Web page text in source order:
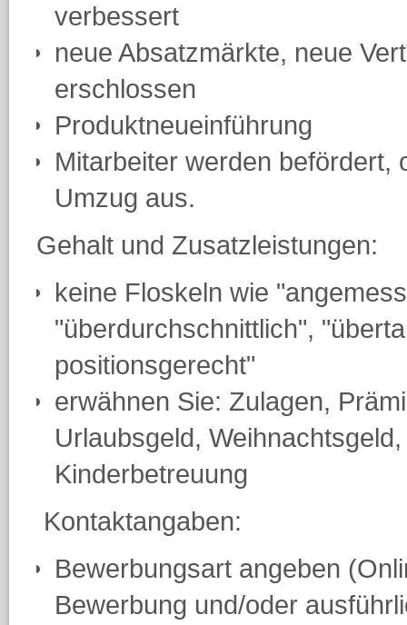
verbessert
neue Absatzmärkte, neue
erschlossen
Produktneueinführung
Mitarbeiter werden befördert,
Umzug aus.
Gehalt und Zusatzleistungen:
keine Floskeln wie
"überdurchschnittlich",
positionsgerecht"
erwähnen Sie: Zulagen,
Urlaubsgeld,
Kinderbetreuung
Kontaktangaben:
Bewerbungsart angeben
Bewerbung und/oder